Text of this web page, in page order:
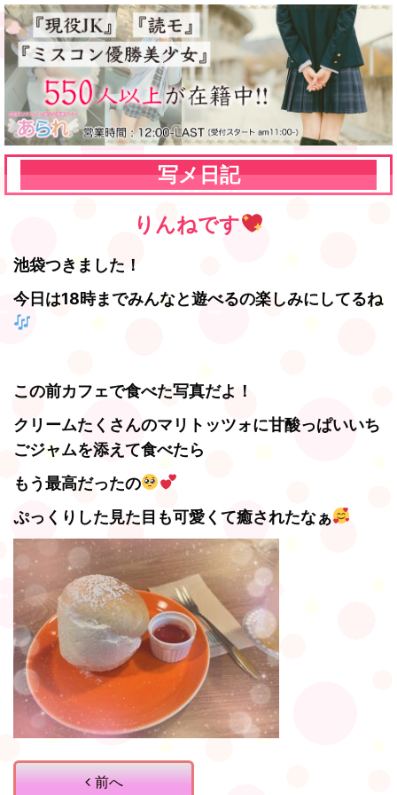
写メ日記
りんねです
池袋つきました！
今日は18時までみんなと遊べるの楽しみにしてるね
この前カフェで食べた写真だよ！
クリームたくさんのマリトッツォに甘酸っぱいいち
ごジャムを添えて食べたら
もう最高だったの
ぷっくりした見た目も可愛くて癒されたなぁ
前へ